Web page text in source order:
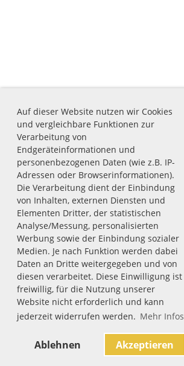
Auf dieser Website nutzen wir Cookies
und vergleichbare Funktionen zur
Verarbeitung von
Endgeräteinformationen und
personenbezogenen Daten (wie z.B. IP-
Adressen oder Browserinformationen).
Die Verarbeitung dient der Einbindung
von Inhalten, externen Diensten und
Elementen Dritter, der statistischen
Analyse/Messung, personalisierten
Werbung sowie der Einbindung sozialer
Medien. Je nach Funktion werden dabei
Daten an Dritte weitergegeben und von
diesen verarbeitet. Diese Einwilligung ist
freiwillig, für die Nutzung unserer
Website nicht erforderlich und kann
jederzeit widerrufen werden. Mehr Infos
Ablehnen Akzeptieren